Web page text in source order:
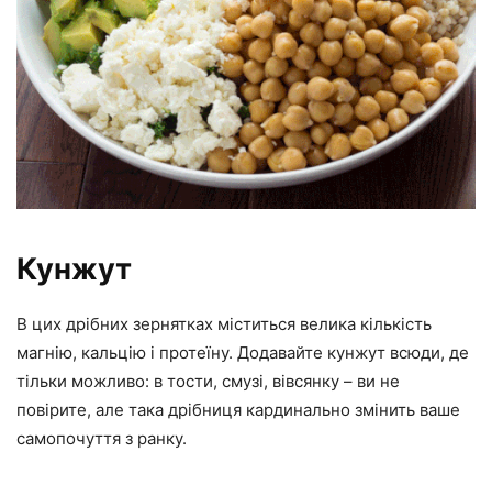
Кунжут
В цих дрібних зернятках міститься велика кількість
магнію, кальцію і протеїну. Додавайте кунжут всюди, де
тільки можливо: в тости, смузі, вівсянку – ви не
повірите, але така дрібниця кардинально змінить ваше
самопочуття з ранку.